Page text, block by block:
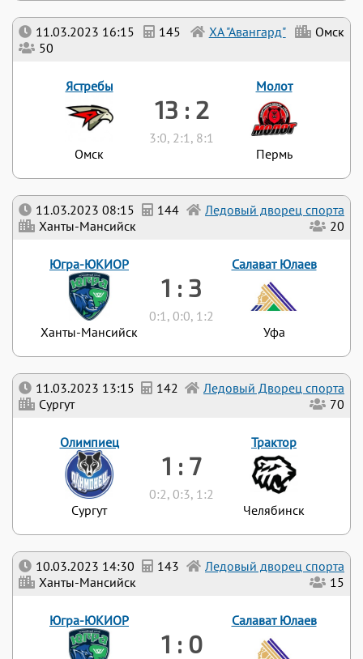
10.03.2023 14:30 143
Ледовый дворец спорта
Ханты-Мансийск
15
Югра-ЮКИОР
1 : 0
Салават Юлаев
11.03.2023 13:15 142
Ледовый Дворец спорта
Сургут
70
Олимпиец
Сургут
1 : 7
0:2, 0:3, 1:2
Трактор
Челябинск
11.03.2023 08:15 144
Ледовый дворец спорта
Ханты-Мансийск
20
Югра-ЮКИОР
Ханты-Мансийск
1 : 3
0:1, 0:0, 1:2
Салават Юлаев
Уфа
11.03.2023 16:15 145 ХА "Авангард"
Омск
50
Ястребы
Омск
13 : 2
3:0, 2:1, 8:1
Молот
Пермь